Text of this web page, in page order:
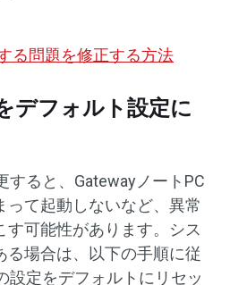
る問題を修正する方法
デフォルト設定に
すると、GatewayノートPC
って起動しないなど、異常
す可能性があります。シス
る場合は、以下の手順に従
設定をデフォルトにリセッ